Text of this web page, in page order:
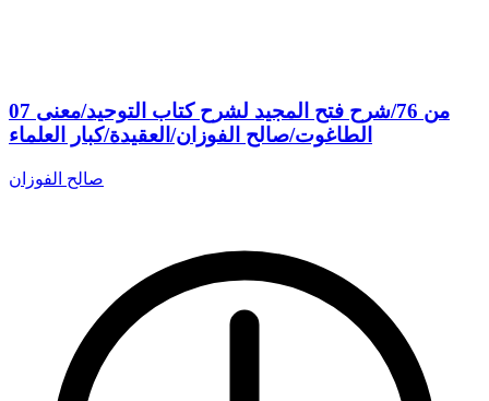
07 من 76/شرح فتح المجيد لشرح كتاب التوحيد/معنى
الطاغوت/صالح الفوزان/العقيدة/كبار العلماء
صالح الفوزان